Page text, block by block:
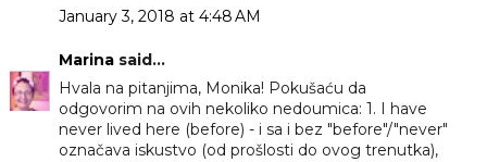
January 3, 2018 at 4:48 AM
Marinasaid...
Hvala na pitanjima, Monika! Pokušaću da
odgovorim na ovih nekoliko nedoumica: 1. I have
never lived here (before) - i sa i bez "before"/"never"
označava iskustvo (od prošlosti do ovog trenutka),